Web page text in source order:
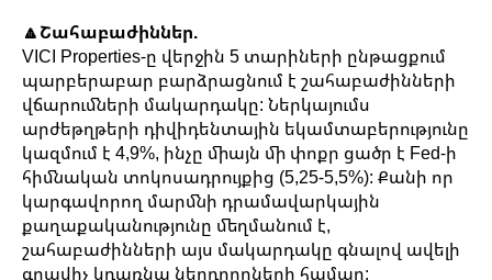
🔼Շահաբաժիններ.
VICI Properties-ը վերջին 5 տարիների ընթացքում
պարբերաբար բարձրացնում է շահաբաժինների
վճարումների մակարդակը: Ներկայումս
արժեթղթերի դիվիդենտային եկամտաբերությունը
կազմում է 4,9%, ինչը միայն մի փոքր ցածր է Fed-ի
հիմնական տոկոսադրույքից (5,25-5,5%): Քանի որ
կարգավորող մարմնի դրամավարկային
քաղաքականությունը մեղմանում է,
շահաբաժինների այս մակարդակը գնալով ավելի
գրավիչ կդառնա ներդրողների համար: